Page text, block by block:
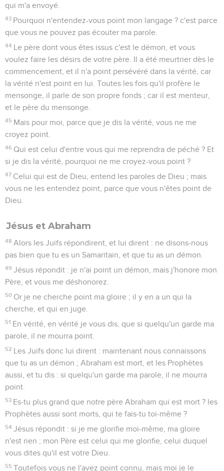
qui m'a envoyé.
43 Pourquoi n'entendez-vous point mon langage ? c'est parce
que vous ne pouvez pas écouter ma parole.
44 Le père dont vous êtes issus c'est le démon, et vous
voulez faire les désirs de votre père. Il a été meurtrier dès le
commencement, et il n'a point persévéré dans la vérité, car
la vérité n'est point en lui. Toutes les fois qu'il profère le
mensonge, il parle de son propre fonds ; car il est menteur,
et le père du mensonge.
45 Mais pour moi, parce que je dis la vérité, vous ne me
croyez point.
46 Qui est celui d'entre vous qui me reprendra de péché ? Et
si je dis la vérité, pourquoi ne me croyez-vous point ?
47 Celui qui est de Dieu, entend les paroles de Dieu ; mais
vous ne les entendez point, parce que vous n'êtes point de
Dieu.
Jésus et Abraham
48 Alors les Juifs répondirent, et lui dirent : ne disons-nous
pas bien que tu es un Samaritain, et que tu as un démon.
49 Jésus répondit : je n'ai point un démon, mais j'honore mon
Père, et vous me déshonorez.
50 Or je ne cherche point ma gloire ; il y en a un qui la
cherche, et qui en juge.
51 En vérité, en vérité je vous dis, que si quelqu'un garde ma
parole, il ne mourra point.
52 Les Juifs donc lui dirent : maintenant nous connaissons
que tu as un démon ; Abraham est mort, et les Prophètes
aussi, et tu dis : si quelqu'un garde ma parole, il ne mourra
point.
53 Es-tu plus grand que notre père Abraham qui est mort ? les
Prophètes aussi sont morts, qui te fais-tu toi-même ?
54 Jésus répondit : si je me glorifie moi-même, ma gloire
n'est rien ; mon Père est celui qui me glorifie, celui duquel
vous dites qu'il est votre Dieu.
55 Toutefois vous ne l'avez point connu, mais moi je le